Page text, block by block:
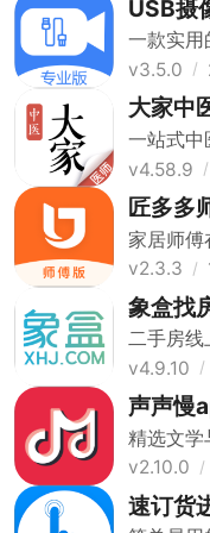
USB摄
一款实用
v3.5.0
大家中
一站式中
v4.58.9
匠多多
家居师傅
v2.3.3
象盒找
二手房线
v4.9.10
声声慢
精选文学
v2.10.0
速订货